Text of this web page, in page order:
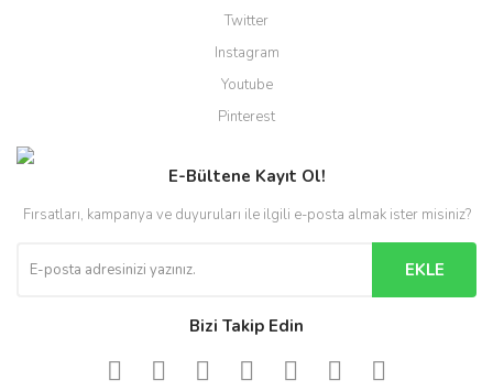
Twitter
Instagram
Youtube
Pinterest
E-Bültene Kayıt Ol!
Fırsatları, kampanya ve duyuruları ile ilgili e-posta almak ister misiniz?
EKLE
Bizi Takip Edin